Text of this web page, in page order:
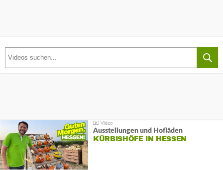
Ausstellungen und Hofläden
KÜRBISHÖFE IN HESSEN